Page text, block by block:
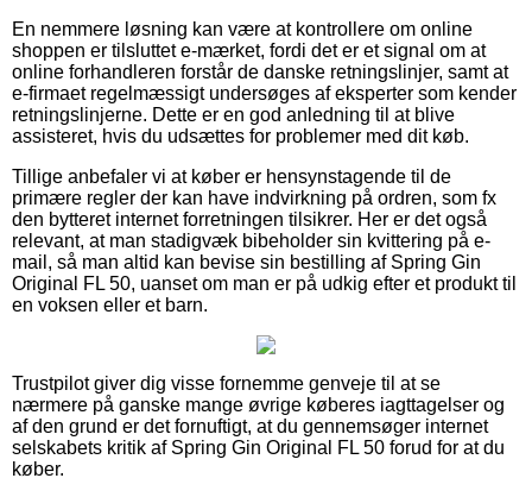
En nemmere løsning kan være at kontrollere om online
shoppen er tilsluttet e-mærket, fordi det er et signal om at
online forhandleren forstår de danske retningslinjer, samt at
e-firmaet regelmæssigt undersøges af eksperter som kender
retningslinjerne. Dette er en god anledning til at blive
assisteret, hvis du udsættes for problemer med dit køb.
Tillige anbefaler vi at køber er hensynstagende til de
primære regler der kan have indvirkning på ordren, som fx
den bytteret internet forretningen tilsikrer. Her er det også
relevant, at man stadigvæk bibeholder sin kvittering på e-
mail, så man altid kan bevise sin bestilling af Spring Gin
Original FL 50, uanset om man er på udkig efter et produkt til
en voksen eller et barn.
Trustpilot giver dig visse fornemme genveje til at se
nærmere på ganske mange øvrige køberes iagttagelser og
af den grund er det fornuftigt, at du gennemsøger internet
selskabets kritik af Spring Gin Original FL 50 forud for at du
køber.